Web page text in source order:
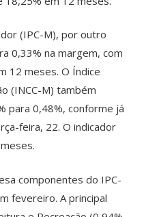
(IPC-M), por outro
0,33% na margem, com
12 meses. O Índice
(INCC-M) também
para 0,48%, conforme já
feira, 22. O indicador
componentes do IPC-
fevereiro. A principal